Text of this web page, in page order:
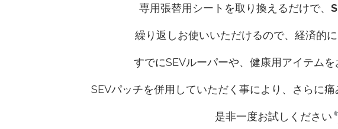
専用張替用シートを取り換えるだけで、
繰り返しお使いいただけるので、経済的
すでにSEVルーパーや、健康用アイテムを
SEVパッチを併用していただく事により、さらに痛
是非一度お試しください